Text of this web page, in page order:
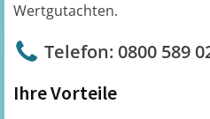
Wertgutachten.
Telefon: 0800 589
Ihre Vorteile